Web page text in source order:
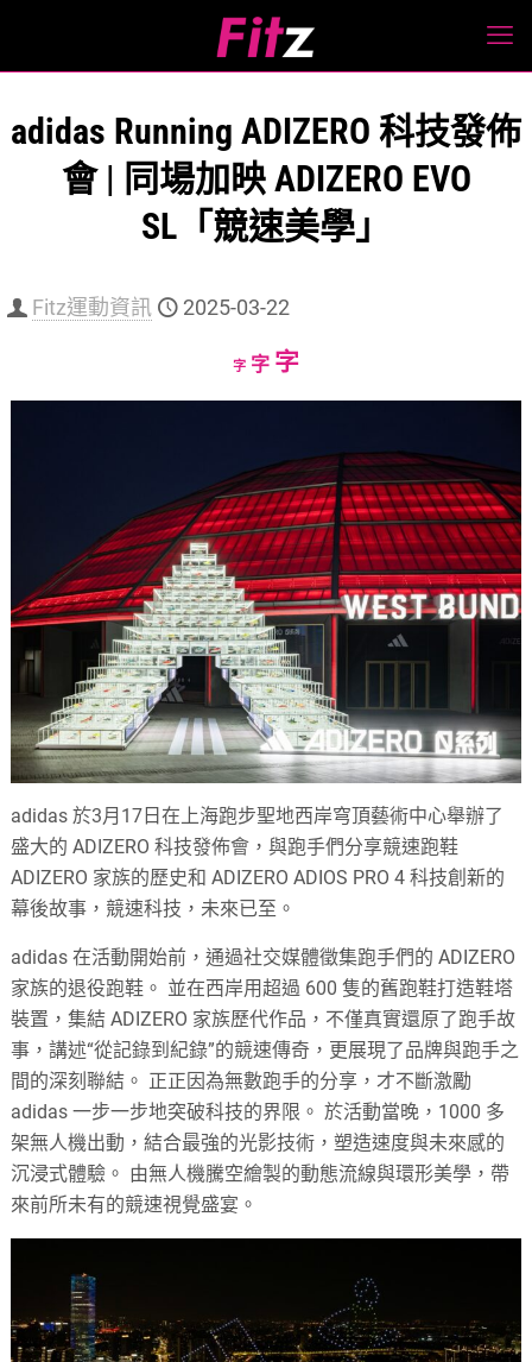
adidas Running ADIZERO 科技發佈
會 | 同場加映 ADIZERO EVO
SL「競速美學」
Fitz運動資訊 2025-03-22
字Decrease
字Reset
字Increase
adidas 於3月17日在上海跑步聖地西岸穹頂藝術中心舉辦了
盛大的 ADIZERO 科技發佈會，與跑手們分享競速跑鞋
ADIZERO 家族的歷史和 ADIZERO ADIOS PRO 4 科技創新的
幕後故事，競速科技，未來已至。
adidas 在活動開始前，通過社交媒體徵集跑手們的 ADIZERO
家族的退役跑鞋。 並在西岸用超過 600 隻的舊跑鞋打造鞋塔
裝置，集結 ADIZERO 家族歷代作品，不僅真實還原了跑手故
事，講述“從記錄到紀錄”的競速傳奇，更展現了品牌與跑手之
間的深刻聯結。 正正因為無數跑手的分享，才不斷激勵
adidas 一步一步地突破科技的界限。 於活動當晚，1000 多
架無人機出動，結合最強的光影技術，塑造速度與未來感的
沉浸式體驗。 由無人機騰空繪製的動態流線與環形美學，帶
來前所未有的競速視覺盛宴。